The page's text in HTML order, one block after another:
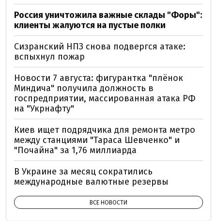
Россия уничтожила важные склады "Форы":
клиенты жалуются на пустые полки
Сизранский НПЗ снова подвергся атаке:
вспыхнул пожар
Новости 7 августа: фигурантка "плёнок
Миндича" получила должность в
госпредприятии, массированная атака РФ
на "Укрнафту"
Киев ищет подрядчика для ремонта метро
между станциями "Тараса Шевченко" и
"Почайна" за 1,76 миллиарда
В Украине за месяц сократились
международные валютные резервы
ВСЕ НОВОСТИ